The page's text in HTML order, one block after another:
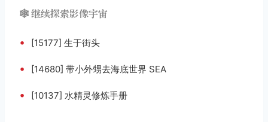
🕸️ 继续探索影像宇宙
• [15177] 生于街头
• [14680] 带小外甥去海底世界 SEA
• [10137] 水精灵修炼手册